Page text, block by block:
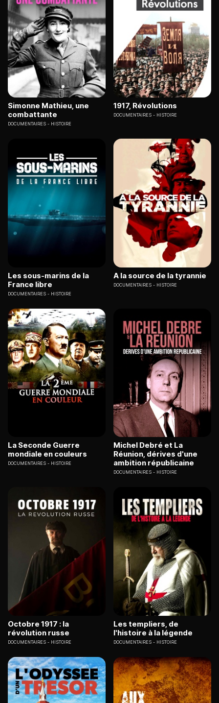
Simonne Mathieu, une
combattante
DOCUMENTAIRES HISTOIRE
1917, Révolutions
DOCUMENTAIRES HISTOIRE
Les sous-marins de la
France libre
DOCUMENTAIRES HISTOIRE
A la source de la tyrannie
DOCUMENTAIRES HISTOIRE
La Seconde Guerre
mondiale en couleurs
DOCUMENTAIRES HISTOIRE
Michel Debré et La
Réunion, dérives d'une
ambition républicaine
DOCUMENTAIRES HISTOIRE
Octobre 1917 : la
révolution russe
DOCUMENTAIRES HISTOIRE
Les templiers, de
l'histoire à la légende
DOCUMENTAIRES HISTOIRE